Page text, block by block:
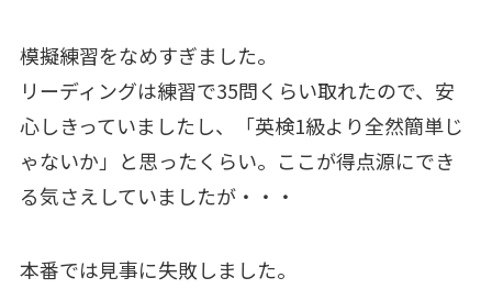
模擬練習をなめすぎました。
リーディングは練習で35問くらい取れたので、安
心しきっていましたし、「英検1級より全然簡単じ
ゃないか」と思ったくらい。ここが得点源にでき
る気さえしていましたが・・・
本番では見事に失敗しました。